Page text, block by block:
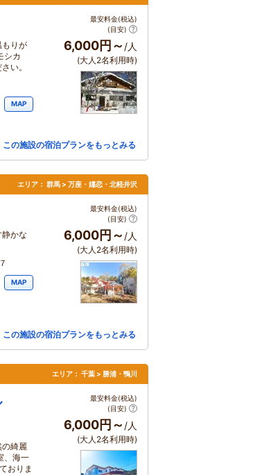
もりが
シカ
い。
MAP
最安料金(税込)
(目安)
6,000円～ /人
(大人2名利用時)
この施設の宿泊プランをもっとみる
エリア： 群馬 > 万座・嬬恋・北軽井沢
かな
MAP
最安料金(税込)
(目安)
6,000円～ /人
(大人2名利用時)
この施設の宿泊プランをもっとみる
エリア： 千葉 > 勝浦・鴨川
の綺麗
、海一
おりま
最安料金(税込)
(目安)
6,000円～ /人
(大人2名利用時)